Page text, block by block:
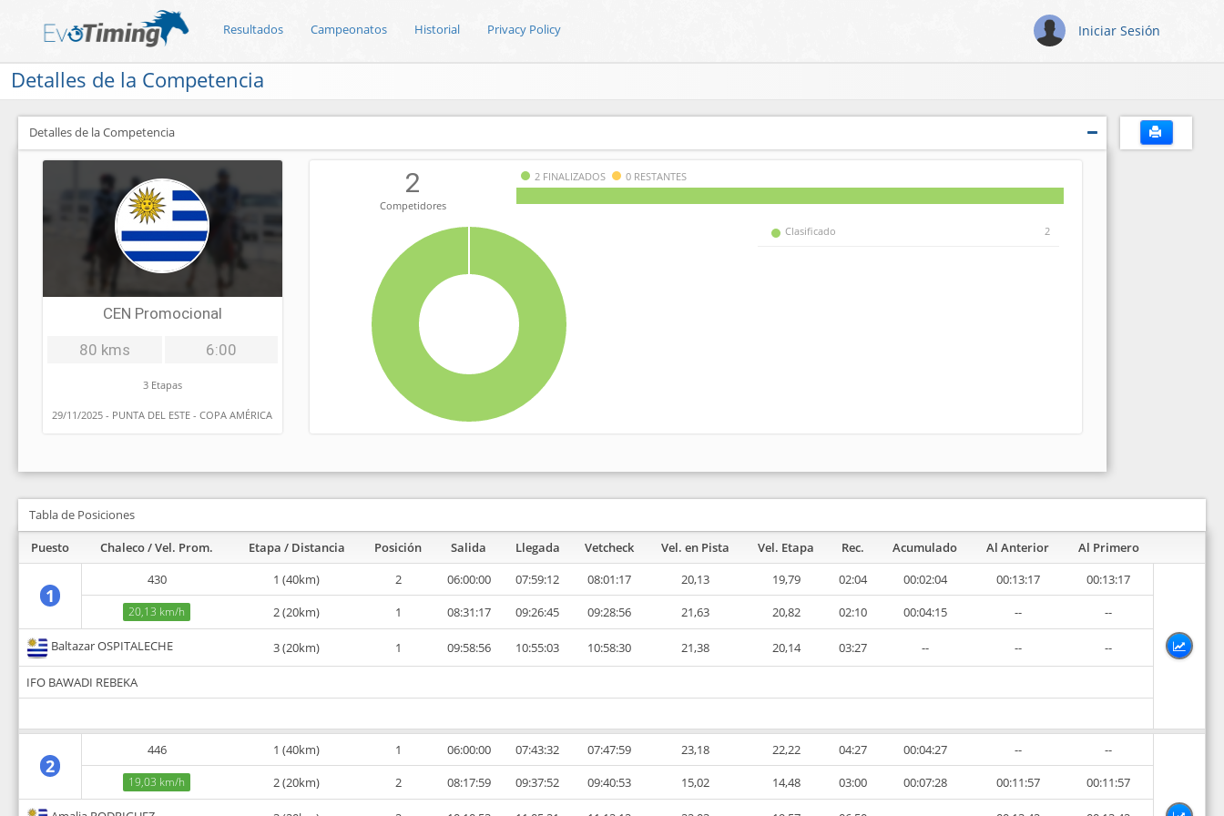
Resultados Campeonatos Historial Privacy Policy Iniciar Sesión
Detalles de la Competencia
Detalles de la Competencia
CEN Promocional
80 kms
6:00
3 Etapas
29/11/2025 - PUNTA DEL ESTE - COPA AMÉRICA
2
Competidores
2 FINALIZADOS 0 RESTANTES
Clasificado 2
Tabla de Posiciones
Puesto
Chaleco / Vel. Prom. Etapa / Distancia Posición Salida Llegada Vetcheck Vel. en Pista Vel. Etapa Rec. Acumulado Al Anterior Al Primero
1
430 1 (40km) 2 06:00:00 07:59:12 08:01:17 20,13 19,79 02:04 00:02:04 00:13:17 00:13:17
20,13 km/h 2 (20km) 1 08:31:17 09:26:45 09:28:56 21,63 20,82 02:10 00:04:15 -- --
Baltazar OSPITALECHE 3 (20km) 1 09:58:56 10:55:03 10:58:30 21,38 20,14 03:27 -- -- --
IFO BAWADI REBEKA
2
446 1 (40km) 1 06:00:00 07:43:32 07:47:59 23,18 22,22 04:27 00:04:27 -- --
19,03 km/h 2 (20km) 2 08:17:59 09:37:52 09:40:53 15,02 14,48 03:00 00:07:28 00:11:57 00:11:57